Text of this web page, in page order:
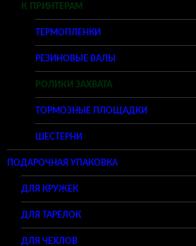
К ПРИНТЕРАМ
ТЕРМОПЛЕНКИ
РЕЗИНОВЫЕ ВАЛЫ
РОЛИКИ ЗАХВАТА
ТОРМОЗНЫЕ ПЛОЩАДКИ
ШЕСТЕРНИ
ПОДАРОЧНАЯ УПАКОВКА
ДЛЯ КРУЖЕК
ДЛЯ ТАРЕЛОК
ДЛЯ ЧЕХЛОВ